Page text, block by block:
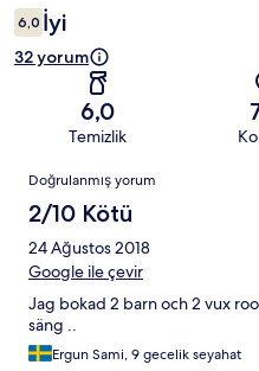
6,0 İyi
32 yorum
6,0
Temizlik
Yorumlar
Doğrulanmış yorum
2/10 Kötü
24 Ağustos 2018
Google ile çevir
Jag bokad 2 barn och 2 vux
säng ..
Ergun Sami, 9 gecelik seyahat